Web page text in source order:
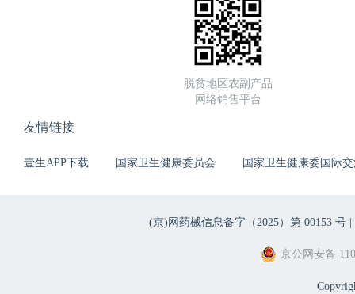
脱贫地区农副产品
网络销售平台
友情链接
壹生APP下载 国家卫生健康委员会 国家卫生健康委国际
(京)网药械信息备字（2025）第 00153 号 |
京公网安备